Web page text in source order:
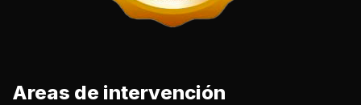
Areas de intervención